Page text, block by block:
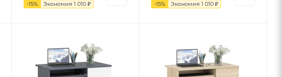
-15% Экономия 1 010₽ -15% Экономия1 010 ₽